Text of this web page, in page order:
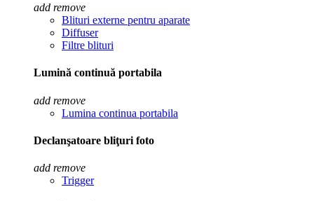
add remove
Blituri externe pentru aparate
Diffuser
Filtre blituri
Lumină continuă portabila
add remove
Lumina continua portabila
Declanşatoare bliţuri foto
add remove
Trigger